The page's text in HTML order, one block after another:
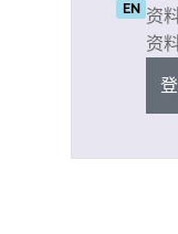
EN 资
资